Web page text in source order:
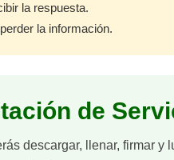
la respuesta.
la información.
de
descargar, llenar, firmar